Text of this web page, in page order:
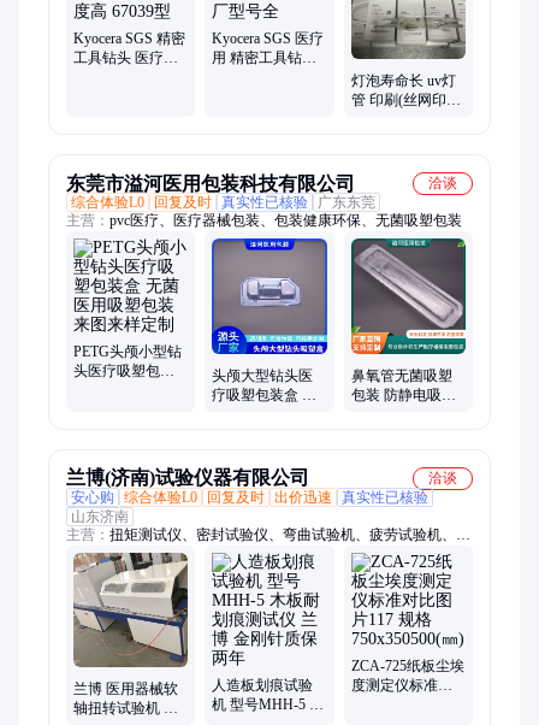
Kyocera SGS 精密
工具钻头 医疗用
Kyocera SGS 医疗
用 精密工具钻头
灯泡寿命长 uv灯
管 印刷(丝网印或
东莞市溢河医用包装科技有限公司
洽谈
综合体验L0
回复及时 真实性已核验
广东东莞
主营： pvc医疗、医疗器械包装、包装健康环保、无菌吸塑包装
PETG头颅小型钻
头医疗吸塑包装
头颅大型钻头医
疗吸塑包装盒 灭
鼻氧管无菌吸塑
包装 防静电吸塑
兰博(济南)试验仪器有限公司
洽谈
安心购
综合体验L0 回复及时 出价迅速
真实性已核验
山东济南
主营： 扭矩测试仪、密封试验仪、弯曲试验机、疲劳试验机、剥
离试验机、持久试验机、磨损试验机、压缩试验机、减震器示
功、扭转试验机、纸张尘埃度、塑料摩擦系数、真空负压密封、
关节疲劳试验机
兰博 医用器械软
轴扭转试验机 起
人造板划痕试验
机 型号MHH-5 木
ZCA-725纸板尘埃
度测定仪标准对